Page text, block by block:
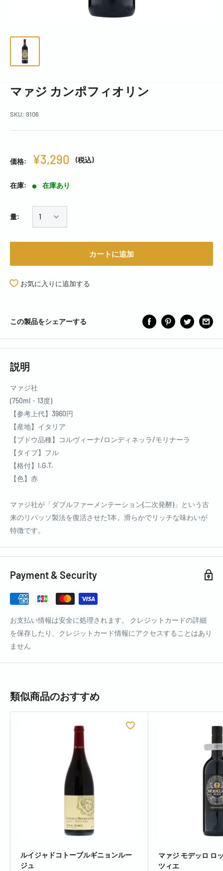
マァジ カンポフィオリン
SKU: 9106
価格: ¥3,290 (税込)
在庫: 在庫あり
量:
カートに追加
お気に入りに追加する
この製品をシェアーする
説明
マァジ社
(750ml・13度)
【参考上代】3960円
【産地】イタリア
【ブドウ品種】コルヴィーナ/ロンディネッラ/モリナーラ
【タイプ】フル
【格付】I.G.T.
【色】赤
マァジ社が「ダブルファーメンテーション(二次発酵)」という古
来のリパッソ製法を復活させた1本。滑らかでリッチな味わいが
特徴です。
Payment & Security
お支払い情報は安全に処理されます。 クレジットカードの詳細
を保存したり、クレジットカード情報にアクセスすることはあり
ません
類似商品のおすすめ
ルイジャドコトーブルギニョンルー
ジュ
マァジ モデッロ ロ
ツィエ